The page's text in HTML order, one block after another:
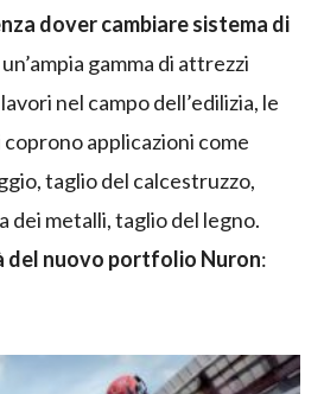
dover cambiare sistema di
gamma di attrezzi
nel campo dell’edilizia, le
applicazioni come
taglio del calcestruzzo,
dei metalli, taglio del legno.
del nuovo portfolio Nuron: